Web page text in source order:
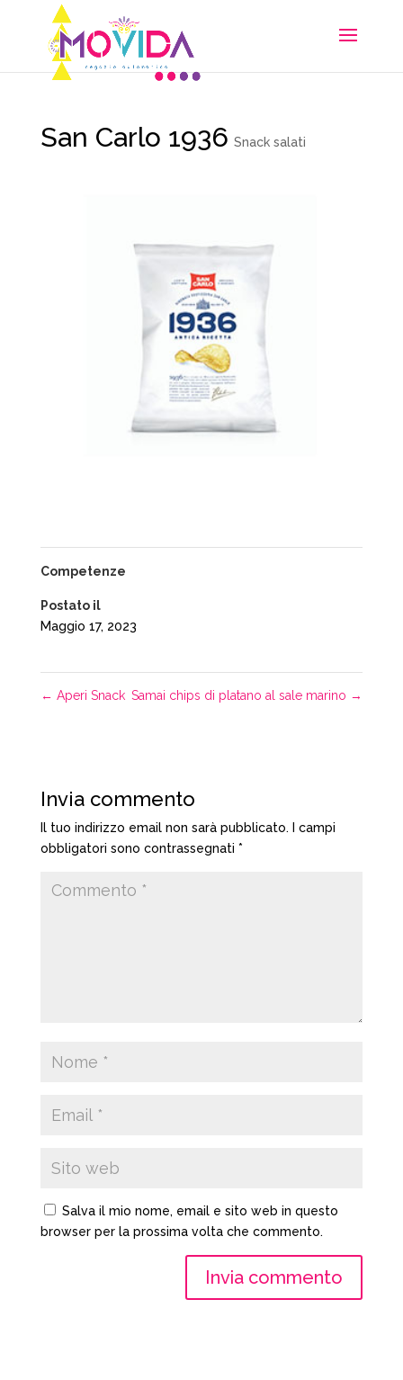
San Carlo 1936 Snack salati
Competenze
Postato il
Maggio 17, 2023
← Aperi Snack Samai chips di platano al sale marino →
Invia commento
Il tuo indirizzo email non sarà pubblicato.
I campi
obbligatori sono contrassegnati *
Salva il mio nome, email e sito web in questo
browser per la prossima volta che commento.